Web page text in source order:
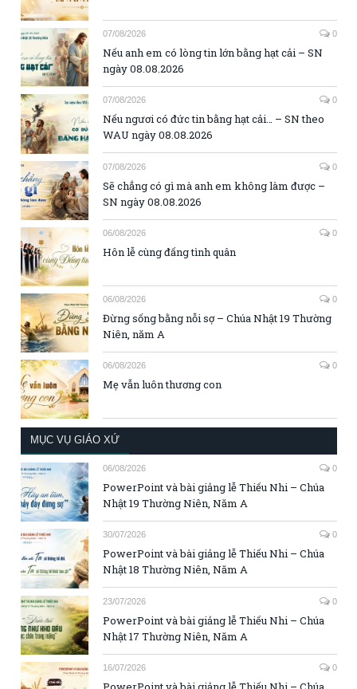
07/08/2026 0
Nếu anh em có lòng tin lớn bằng hạt cải – SN
ngày 08.08.2026
07/08/2026 0
Nếu ngươi có đức tin bằng hạt cải… – SN theo
WAU ngày 08.08.2026
07/08/2026 0
Sẽ chẳng có gì mà anh em không làm được –
SN ngày 08.08.2026
06/08/2026 0
Hôn lễ cùng đấng tình quân
06/08/2026 0
Đừng sống bằng nỗi sợ – Chúa Nhật 19 Thường
Niên, năm A
06/08/2026 0
Mẹ vẫn luôn thương con
MỤC VỤ GIÁO XỨ
06/08/2026 0
PowerPoint và bài giảng lễ Thiếu Nhi – Chúa
Nhật 19 Thường Niên, Năm A
30/07/2026 0
PowerPoint và bài giảng lễ Thiếu Nhi – Chúa
Nhật 18 Thường Niên, Năm A
23/07/2026 0
PowerPoint và bài giảng lễ Thiếu Nhi – Chúa
Nhật 17 Thường Niên, Năm A
16/07/2026 0